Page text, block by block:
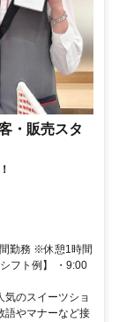
・販売スタ
勤務 ※休憩1時間
フト例】 ・9:00
気のスイーツショ
語やマナーなど接